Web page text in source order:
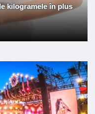
kilogramele în plus